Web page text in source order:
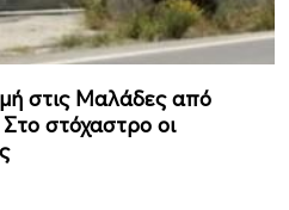
στις Μαλάδες από
στόχαστρο οι